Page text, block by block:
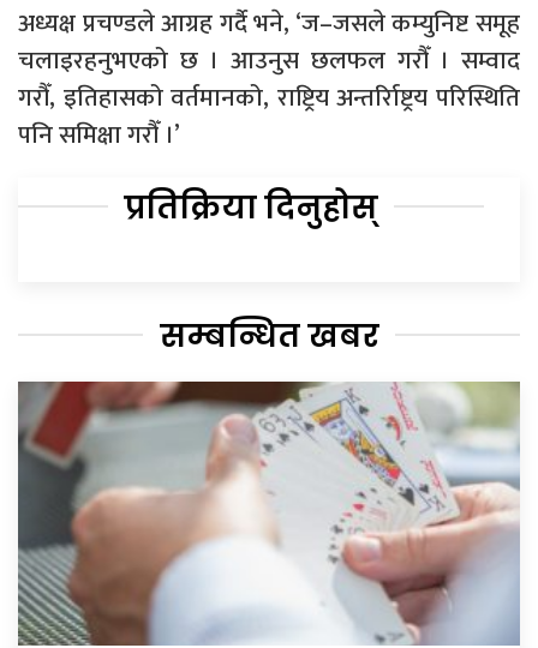
अध्यक्ष प्रचण्डले आग्रह गर्दै भने, ‘ज–जसले कम्युनिष्ट समूह
चलाइरहनुभएको छ । आउनुस छलफल गरौँ । सम्वाद
गरौँ, इतिहासको वर्तमानको, राष्ट्रिय अन्तर्रािष्ट्रय परिस्थिति
पनि समिक्षा गरौँ ।’
प्रतिक्रिया दिनुहोस्
सम्बन्धित खबर